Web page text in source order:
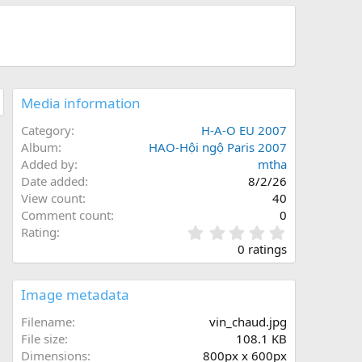
Media information
Category
H-A-O EU 2007
Album
HAO-Hội ngộ Paris 2007
Added by
mtha
Date added
8/2/26
View count
40
Comment count
0
Rating
.
0
0
0 ratings
Image metadata
Filename
vin_chaud.jpg
File size
108.1 KB
Dimensions
800px x 600px